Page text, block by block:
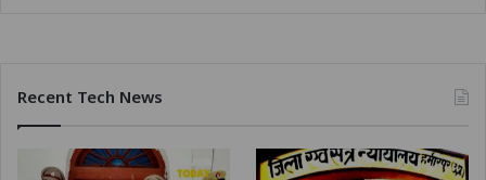
Recent Tech News